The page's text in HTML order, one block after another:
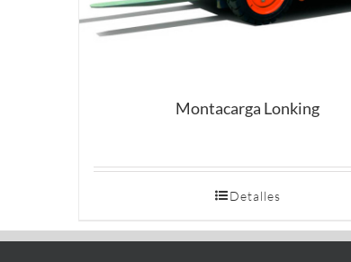
Montacarga Lonking
Detalles